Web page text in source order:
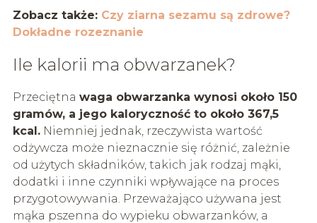
Zobacz także: Czy ziarna sezamu są zdrowe?
Dokładne rozeznanie
Ile kalorii ma obwarzanek?
Przeciętna waga obwarzanka wynosi około 150
gramów, a jego kaloryczność to około 367,5
kcal.Niemniej jednak, rzeczywista wartość
odżywcza może nieznacznie się różnić, zależnie
od użytych składników, takich jak rodzaj mąki,
dodatki i inne czynniki wpływające na proces
przygotowywania. Przeważająco używana jest
mąka pszenna do wypieku obwarzanków, a